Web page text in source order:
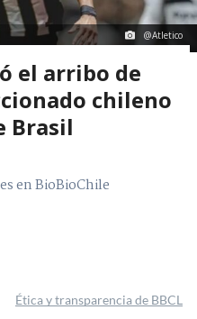
@Atletico
el arribo de
chileno
Brasil
en BioBioChile
Ética y transparencia de BBCL